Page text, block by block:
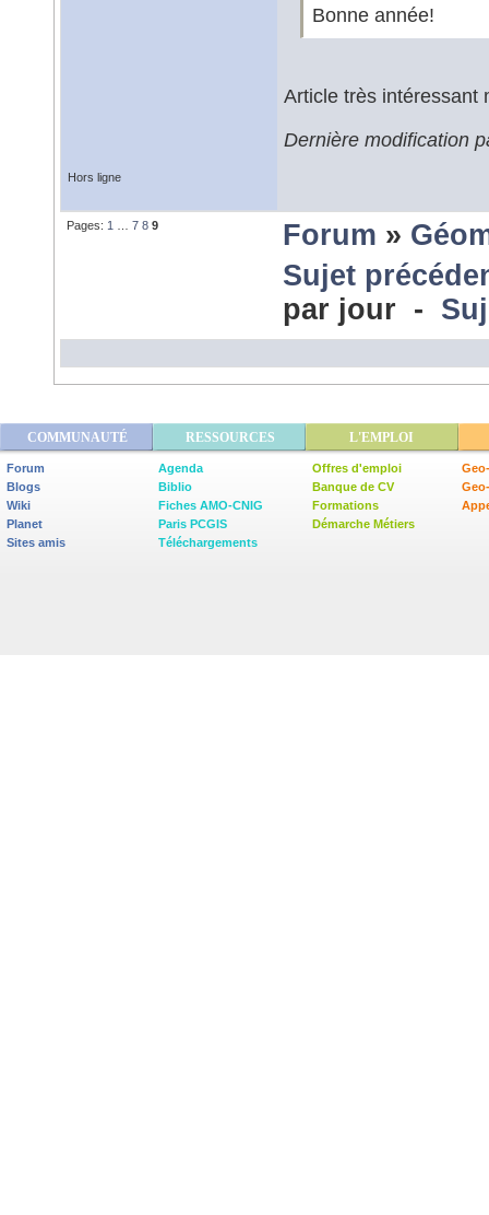
Bonne année!
Article très intéressant
Dernière modification
Hors ligne
Pages: 1 7 8 9 Forum »
Sujet
par jour -
COMMUNAUTÉ RESSOURCES L'EMPLOI
Forum
Blogs
Wiki
Planet
Sites amis
Agenda
Biblio
Fiches AMO-CNIG
Paris PCGIS
Téléchargements
Offres d'emploi
Banque de CV
Formations
Démarche Métiers